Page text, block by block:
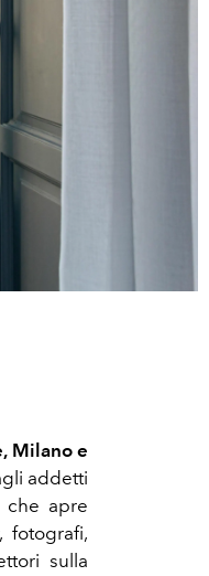
Milano e
addetti
che apre
fotografi,
sulla